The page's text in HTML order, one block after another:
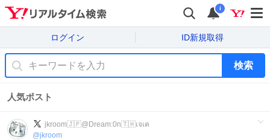
i
ログイン ID新規取得
検索
人気ポスト
jkroom🇯🇵@Dream:0n🇹🇭เจเค
@jkroom